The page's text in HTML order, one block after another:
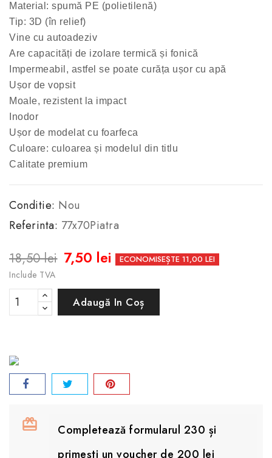
Material: spumă PE (polietilenă)
Tip: 3D (în relief)
Vine cu autoadeziv
Are capacități de izolare termică și fonică
Impermeabil, astfel se poate curăța ușor cu apă
Ușor de vopsit
Moale, rezistent la impact
Inodor
Ușor de modelat cu foarfeca
Culoare: culoarea și modelul din titlu
Calitate premium
Conditie: Nou
Referinta: 77x70Piatra
18,50 lei 7,50 lei ECONOMISEȘTE 11,00 LEI
Include TVA
Adaugă In Coș
Completează formularul 230 și
primești un voucher de 200 lei